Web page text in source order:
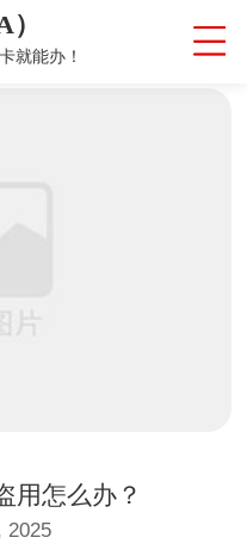
就能办！
用怎么办？
2025